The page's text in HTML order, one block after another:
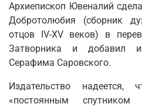
Архиепископ Ювеналий
Добротолюбия (сборник
отцов IV-ХV веков) в
Затворника и добавил
Серафима Саровского.
Издательство
«постоянным